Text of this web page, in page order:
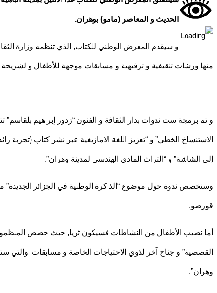
الحديث و المعاصر (مامو) بوهران.
منها ورشات تثقيفية و ترفيهية و مسابقات موجهة للأطفال و
و تم برمجة ست ندوات بدار الثقافة و الفنون “زدور إبراهيم بلقاسم”
الاستنساخ الخطي” و “تعزيز اللغة الامازيغية عبر نشر كتاب (تجربة
إلى الشاشة” و “التراث المادي الهندسي لمدينة وهران”.
وستخصص ندوة حول موضوع “الذاكرة الوطنية في الجزائر الجديدة”
قورصو.
أما نصيب الأطفال من النشاطات فسيكون ثريا, حيث خصص المنظمون
القصصية” و جناح آخر لذوي الاحتياجات الخاصة و مسابقات, والتي
وهران”.